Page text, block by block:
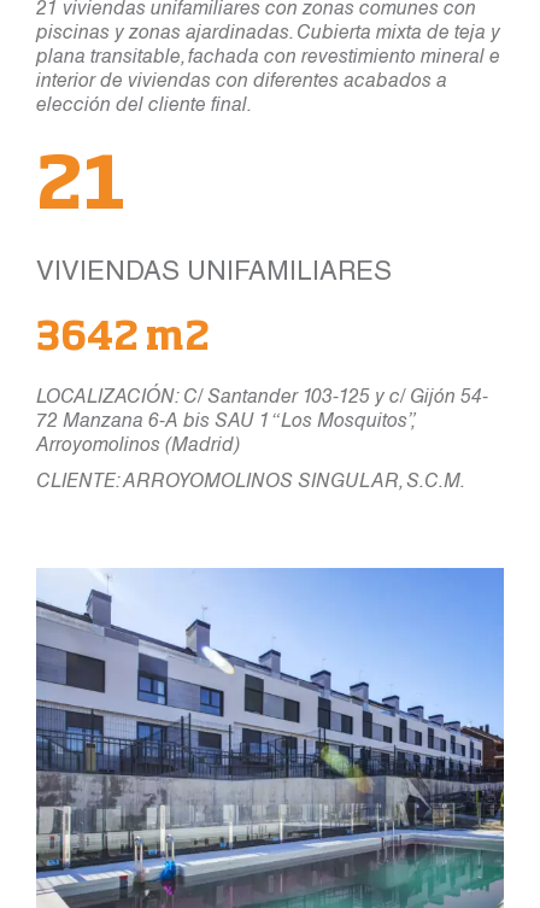
21 viviendas unifamiliares con zonas comunes con
piscinas y zonas ajardinadas. Cubierta mixta de teja y
plana transitable, fachada con revestimiento mineral e
interior de viviendas con diferentes acabados a
elección del cliente final.
21
VIVIENDAS UNIFAMILIARES
3642 m2
LOCALIZACIÓN: C/ Santander 103-125 y c/ Gijón 54-
72 Manzana 6-A bis SAU 1 “ Los Mosquitos”,
Arroyomolinos (Madrid)
CLIENTE: ARROYOMOLINOS SINGULAR, S.C.M.